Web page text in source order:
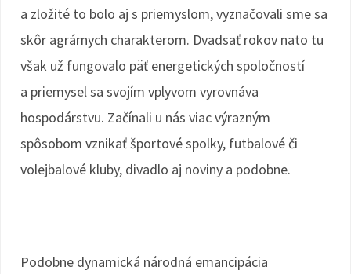
a zložité to bolo aj s priemyslom, vyznačovali sme sa
skôr agrárnych charakterom. Dvadsať rokov nato tu
však už fungovalo päť energetických spoločností
a priemysel sa svojím vplyvom vyrovnáva
hospodárstvu. Začínali u nás viac výrazným
spôsobom vznikať športové spolky, futbalové či
volejbalové kluby, divadlo aj noviny a podobne.
Podobne dynamická národná emancipácia